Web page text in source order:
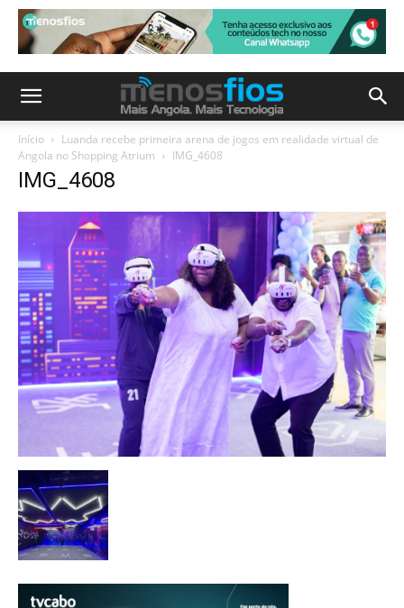
Início
Luanda recebe primeira arena de jogos em realidade virtual de
Angola no Shopping Atrium
IMG_4608
IMG_4608